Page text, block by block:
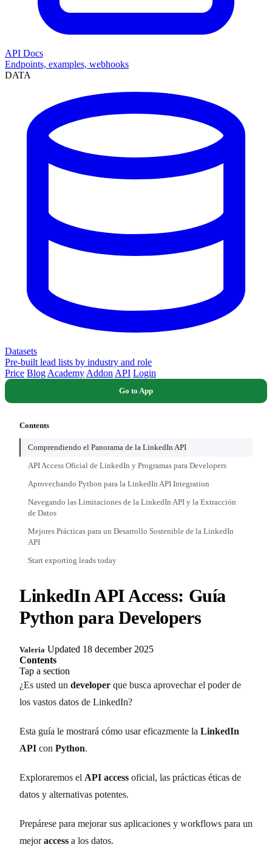
API Docs
Endpoints, examples, webhooks
DATA
Datasets
Pre-built lead lists by industry and role
Price Blog Academy Addon API Login
Go to App
Contents
Comprendiendo el Panorama de la LinkedIn API
API Access Oficial de LinkedIn y Programas para Developers
Aprovechando Python para la LinkedIn API Integration
Navegando las Limitaciones de la LinkedIn API y la Extracción
de Datos
Mejores Prácticas para un Desarrollo Sostenible de la LinkedIn
API
Start exporting leads today
LinkedIn API Access: Guía
Python para Developers
Valeria Updated 18 december 2025
Contents
Tap a section
¿Es usted un developer que busca aprovechar el poder de
los vastos datos de LinkedIn?
Esta guía le mostrará cómo usar eficazmente la LinkedIn
API con Python.
Exploraremos el API access oficial, las prácticas éticas de
datos y alternativas potentes.
Prepárese para mejorar sus aplicaciones y workflows para un
mejoraccess a los datos.